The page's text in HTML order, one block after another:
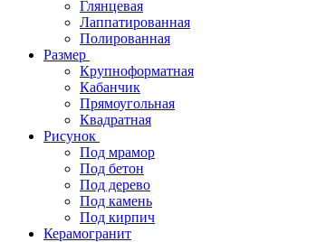
Глянцевая
Лаппатированная
Полированная
Размер
Крупноформатная
Кабанчик
Прямоугольная
Квадратная
Рисунок
Под мрамор
Под бетон
Под дерево
Под камень
Под кирпич
Керамогранит